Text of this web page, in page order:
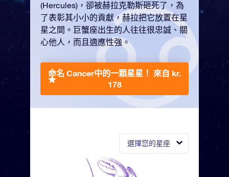
選擇您的星座
(Hercules)，卻被赫拉克勒斯砸死了，為
了表彰其小小的貢獻，赫拉把它放置在星
星之間。巨蟹座出生的人往往很忠誠、關
心他人，而且適應性強。
命名 Cancer中的一顆星星！ 來自 kr.
178